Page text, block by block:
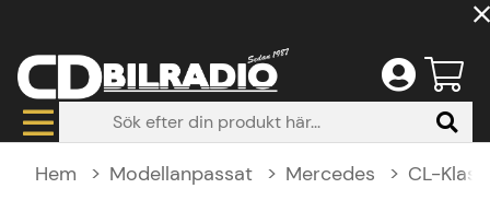
Hem Modellanpassat Mercedes CL-Klass